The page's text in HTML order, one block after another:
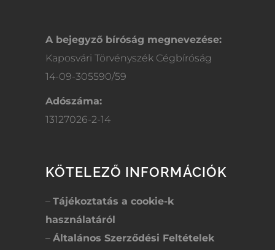
A bejegyző bíróság megnevezése:
Kaposvári Törvényszék Cégbíróság
14-09-305590/59
Adószáma:
13127026-2-14
KÖTELEZŐ INFORMÁCIÓK
– Tájékoztatás a cookie-k
használatáról
– Általános Szerződési Feltételek